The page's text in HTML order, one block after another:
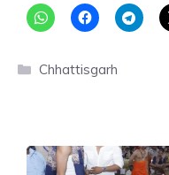
Categories
Chhattisgarh